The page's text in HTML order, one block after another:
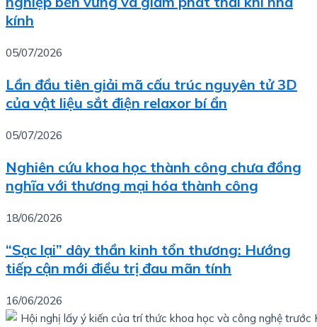
kính
05/07/2026
Lần đầu tiên giải mã cấu trúc nguyên tử 3D
của vật liệu sắt điện relaxor bí ẩn
05/07/2026
Nghiên cứu khoa học thành công chưa đồng
nghĩa với thương mại hóa thành công
18/06/2026
“Sạc lại” dây thần kinh tổn thương: Hướng
tiếp cận mới điều trị đau mãn tính
16/06/2026